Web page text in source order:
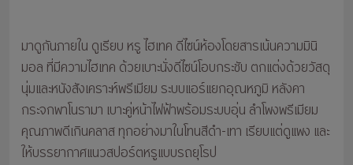
มาดูกันภายใน ดูเรียบ หรู ไฮเทค ดีไซน์ห้องโดยสารเน้นความมินิ
มอล ที่มีความไฮเทค ด้วยเบาะนั่งดีไซน์โอบกระชับ ตกแต่งด้วยวัสดุ
นุ่มและหนังสังเคราะห์พรีเมียม ระบบแอร์แยกอุณหภูมิ หลังคา
กระจกพาโนรามา เบาะคู่หน้าไฟฟ้าพร้อมระบบอุ่น ลำโพงพรีเมียม
คุณภาพดีเกินคลาส ทุกอย่างมาในโทนสีดำ-เทา เรียบแต่ดูแพง และ
ให้บรรยากาศแนวสปอร์ตหรูแบบรถยุโรป